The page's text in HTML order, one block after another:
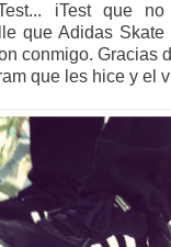
iTest que no
que Adidas
conmigo. Gracias
que les hice y el